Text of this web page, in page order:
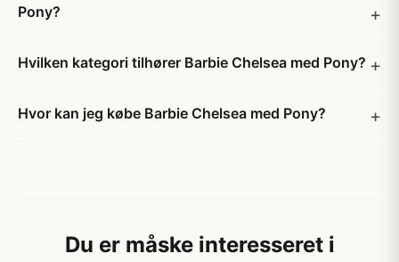
Pony?
Hvilken kategori tilhører Barbie Chelsea med Pony?
Hvor kan jeg købe Barbie Chelsea med Pony?
Du er måske interesseret i